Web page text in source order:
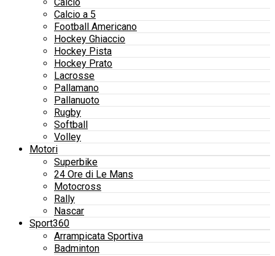
Calcio a 5
Football Americano
Hockey Ghiaccio
Hockey Pista
Hockey Prato
Lacrosse
Pallamano
Pallanuoto
Rugby
Softball
Volley
Motori
Superbike
24 Ore di Le Mans
Motocross
Rally
Nascar
Sport360
Arrampicata Sportiva
Badminton